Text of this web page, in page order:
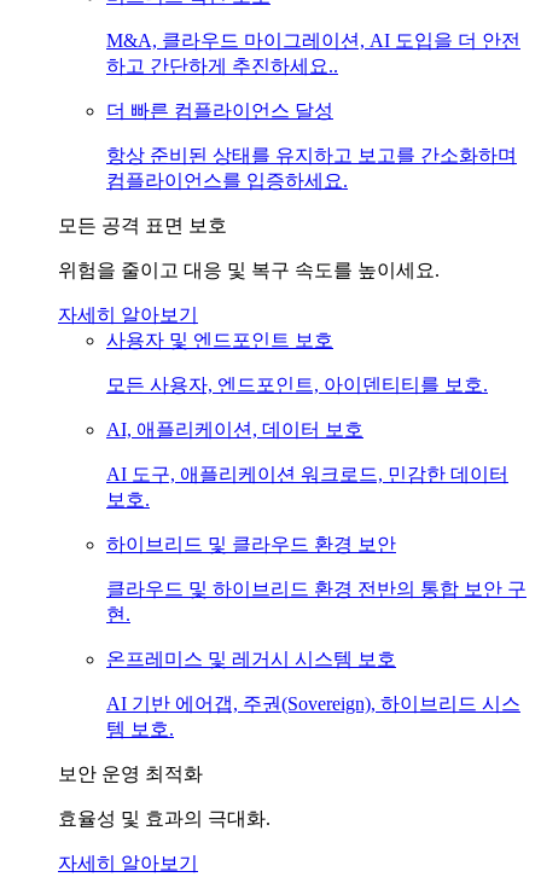
M&A, 클라우드 마이그레이션, AI 도입을 더 안전
하고 간단하게 추진하세요..
더 빠른 컴플라이언스 달성
항상 준비된 상태를 유지하고 보고를 간소화하며
컴플라이언스를 입증하세요.
모든 공격 표면 보호
위험을 줄이고 대응 및 복구 속도를 높이세요.
자세히 알아보기
사용자 및 엔드포인트 보호
모든 사용자, 엔드포인트, 아이덴티티를 보호.
AI, 애플리케이션, 데이터 보호
AI 도구, 애플리케이션 워크로드, 민감한 데이터
보호.
하이브리드 및 클라우드 환경 보안
클라우드 및 하이브리드 환경 전반의 통합 보안 구
현.
온프레미스 및 레거시 시스템 보호
AI 기반 에어갭, 주권(Sovereign), 하이브리드 시스
템 보호.
보안 운영 최적화
효율성 및 효과의 극대화.
자세히 알아보기